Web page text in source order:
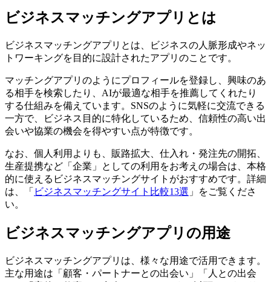
ビジネスマッチングアプリとは
ビジネスマッチングアプリとは、ビジネスの人脈形成やネッ
トワーキングを目的に設計されたアプリのことです。
マッチングアプリのようにプロフィールを登録し、興味のあ
る相手を検索したり、AIが最適な相手を推薦してくれたり
する仕組みを備えています。SNSのように気軽に交流できる
一方で、ビジネス目的に特化しているため、信頼性の高い出
会いや協業の機会を得やすい点が特徴です。
なお、個人利用よりも、販路拡大、仕入れ・発注先の開拓、
生産提携など「企業」としての利用をお考えの場合は、本格
的に使えるビジネスマッチングサイトがおすすめです。詳細
は、「 ビジネスマッチングサイト比較13選 」をご覧くださ
い。
ビジネスマッチングアプリの用途
ビジネスマッチングアプリは、様々な用途で活用できます。
主な用途は「顧客・パートナーとの出会い」「人との出会